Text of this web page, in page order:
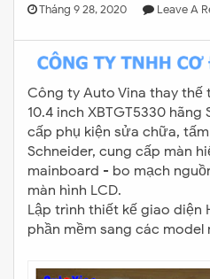
Tháng 9 28, 2020 Leave A
Công ty Auto Vina thay thế
10.4 inch XBTGT5330
cấp phụ kiện sửa chữa,
Schneider, cung cấp màn
mainboard - bo mạch
màn hình LCD.
Lập trình thiết kế giao diện
phần mềm sang các model